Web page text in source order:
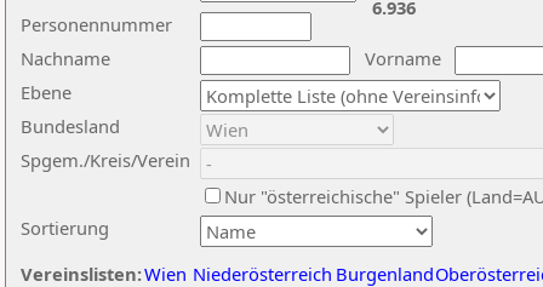
Nachname
Vorname
Ebene
Sortierung
Personennummer
Bundesland
Spgem./Kreis/Verein
Nur "österreichische" Spieler
Vereinslisten:Wien Niederösterreich Burgenland
6.936